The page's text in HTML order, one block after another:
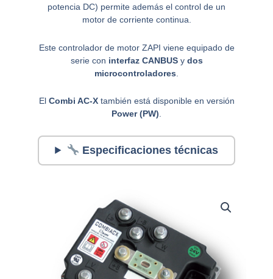
potencia DC) permite además el control de un
motor de corriente continua.
Este controlador de motor ZAPI viene equipado de
serie con interfaz CANBUSy dos
microcontroladores
El Combi AC-Xtambién está disponible en versión
Power (PW).
Especificaciones técnicas